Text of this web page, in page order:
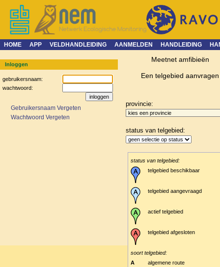
HOME APP VELDHANDLEIDING AANMELDEN HANDLEIDING
Inloggen
gebruikersnaam:
wachtwoord:
Gebruikersnaam Vergeten
Wachtwoord Vergeten
Meetnet amfibieën
Een telgebied aanvragen
provincie:
status van telgebied:
status van telgebied:
telgebied beschikbaar
telgebied aangevraagd
actief telgebied
telgebied afgesloten
soort telgebied:
A
algemene route